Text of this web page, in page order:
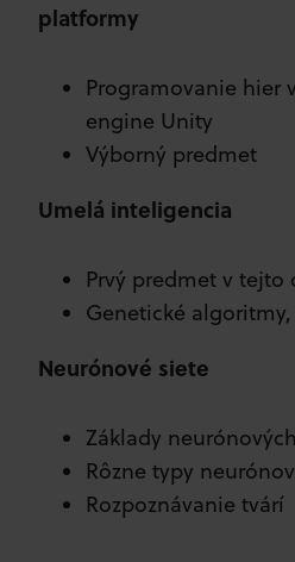
platformy
Programovanie
engine Unity
Výborný predmet
Umelá inteligencia
Prvý predmet v tejto
Genetické
Neurónové siete
Základy
Rôzne typy
Rozpoznávanie tvárí